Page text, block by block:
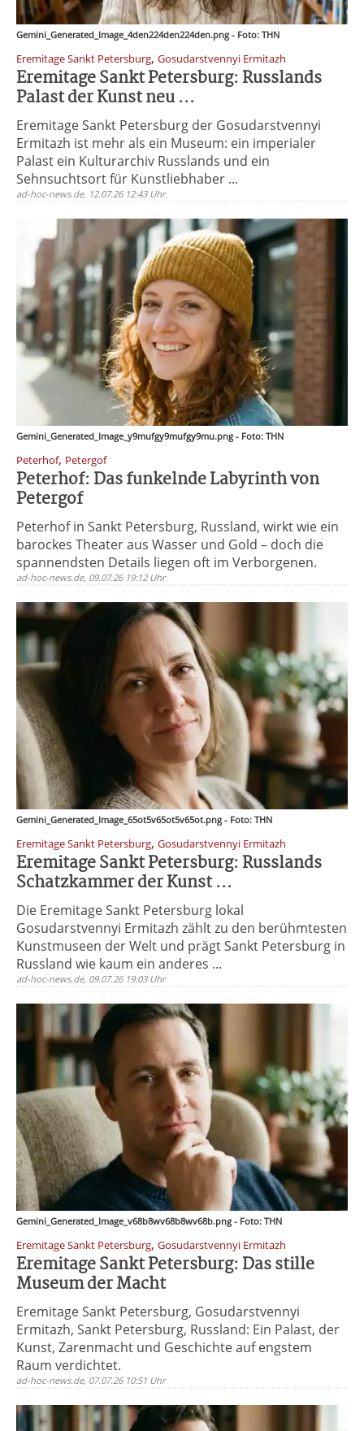
Gemini_Generated_Image_4den224den224den.png - Foto: THN
Eremitage Sankt Petersburg, Gosudarstvennyi Ermitazh
Eremitage Sankt Petersburg: Russlands
Palast der Kunst neu ...
Eremitage Sankt Petersburg der Gosudarstvennyi
Ermitazh ist mehr als ein Museum: ein imperialer
Palast ein Kulturarchiv Russlands und ein
Sehnsuchtsort für Kunstliebhaber ...
ad-hoc-news.de, 12.07.26 12:43 Uhr
Gemini_Generated_Image_y9mufgy9mufgy9mu.png - Foto: THN
Peterhof, Petergof
Peterhof: Das funkelnde Labyrinth von
Petergof
Peterhof in Sankt Petersburg, Russland, wirkt wie ein
barockes Theater aus Wasser und Gold – doch die
spannendsten Details liegen oft im Verborgenen.
ad-hoc-news.de, 09.07.26 19:12 Uhr
Gemini_Generated_Image_65ot5v65ot5v65ot.png - Foto: THN
Eremitage Sankt Petersburg, Gosudarstvennyi Ermitazh
Eremitage Sankt Petersburg: Russlands
Schatzkammer der Kunst ...
Die Eremitage Sankt Petersburg lokal
Gosudarstvennyi Ermitazh zählt zu den berühmtesten
Kunstmuseen der Welt und prägt Sankt Petersburg in
Russland wie kaum ein anderes ...
ad-hoc-news.de, 09.07.26 19:03 Uhr
Gemini_Generated_Image_v68b8wv68b8wv68b.png - Foto: THN
Eremitage Sankt Petersburg, Gosudarstvennyi Ermitazh
Eremitage Sankt Petersburg: Das stille
Museum der Macht
Eremitage Sankt Petersburg, Gosudarstvennyi
Ermitazh, Sankt Petersburg, Russland: Ein Palast, der
Kunst, Zarenmacht und Geschichte auf engstem
Raum verdichtet.
ad-hoc-news.de, 07.07.26 10:51 Uhr